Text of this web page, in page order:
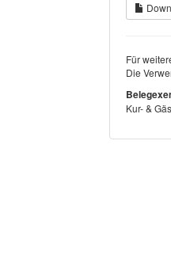
Für
Die
Kur- &